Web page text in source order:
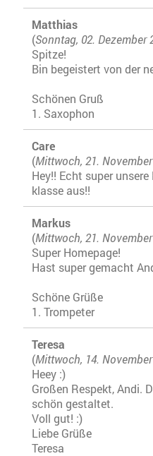
Matthias
(Sonntag, 02. Dezember
Spitze!
Bin begeistert von der
Schönen Gruß
1. Saxophon
Care
(Mittwoch, 21.
Hey!! Echt super
klasse aus!!
Markus
(Mittwoch, 21.
Super Homepage!
Hast super gemacht
Schöne Grüße
1. Trompeter
Teresa
(Mittwoch, 14.
Heey :)
Großen Respekt, Andi.
schön gestaltet.
Voll gut! :)
Liebe Grüße
Teresa